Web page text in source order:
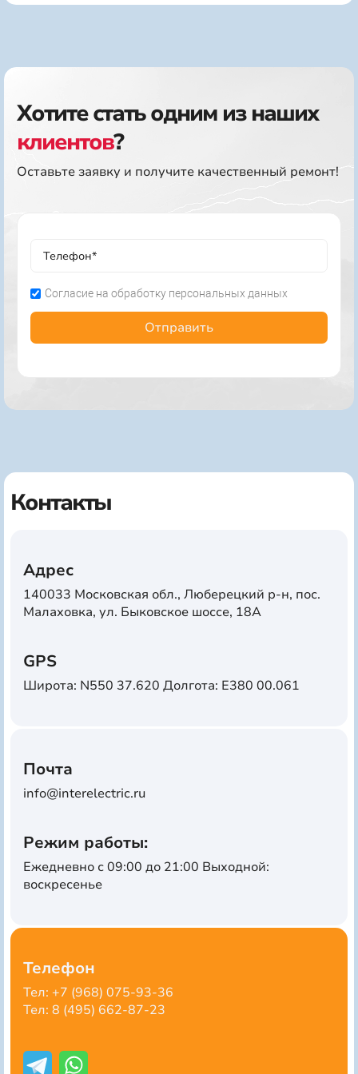
Хотите стать одним из наших
клиентов?
Оставьте заявку и получите качественный ремонт!
Отправить
Согласие на обработку персональных данных
Контакты
Адрес
140033 Московская обл., Люберецкий р-н, пос.
Малаховка, ул. Быковское шоссе, 18А
GPS
Широта: N550 37.620 Долгота: E380 00.061
Почта
info@interelectric.ru
Режим работы:
Ежедневно с 09:00 до 21:00 Выходной:
воскресенье
Телефон
Тел: +7 (968) 075-93-36
Тел: 8 (495) 662-87-23